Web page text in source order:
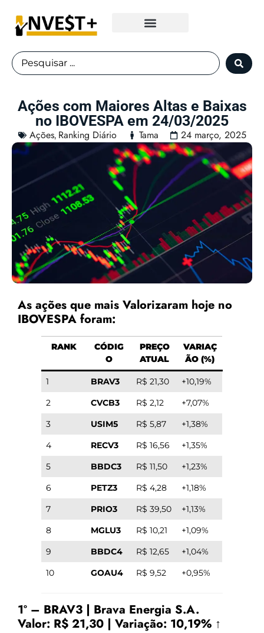
Ações com Maiores Altas e Baixas
no IBOVESPA em 24/03/2025
Ações, Ranking Diário Tama 24 março, 2025
As ações que mais Valorizaram hoje no
IBOVESPA foram:
RANK
CÓDIG
O
PREÇO
ATUAL
VARIAÇ
ÃO (%)
1 BRAV3 R$ 21,30
+10,19%
2
CVCB3 R$ 2,12
+7,07%
3
USIM5 R$ 5,87
+1,38%
4
RECV3 R$ 16,56
+1,35%
5
BBDC3 R$ 11,50
+1,23%
6
PETZ3 R$ 4,28
+1,18%
7
PRIO3 R$ 39,50
+1,13%
8
MGLU3 R$ 10,21
+1,09%
9
BBDC4 R$ 12,65
+1,04%
10
GOAU4 R$ 9,52 +0,95%
1º – BRAV3 | Brava Energia S.A.
Valor: R$ 21,30 | Variação: 10,19% ↑